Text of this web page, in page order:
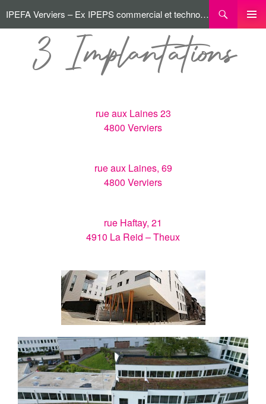
IPEFA Verviers – Ex IPEPS commercial et technologique
3 Implantations
rue aux Laines 23
4800 Verviers
rue aux Laines, 69
4800 Verviers
rue Haftay, 21
4910 La Reid – Theux